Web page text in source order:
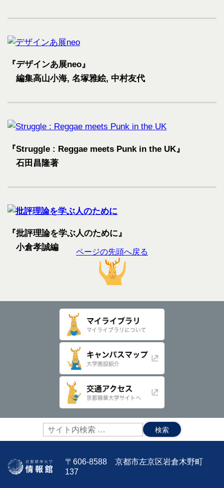
『デザインあ展neo』
編集高山小海, 名塚雅絵, 中村友代
『Struggle : Reggae meets Punk in the UK』
石田昌隆著
『批評理論を学ぶ人のために』
小倉孝誠編
ページの先頭へ戻る
サ
イ
ト
検
索:
〒606-8588 京都市左京区岩倉木野町
137